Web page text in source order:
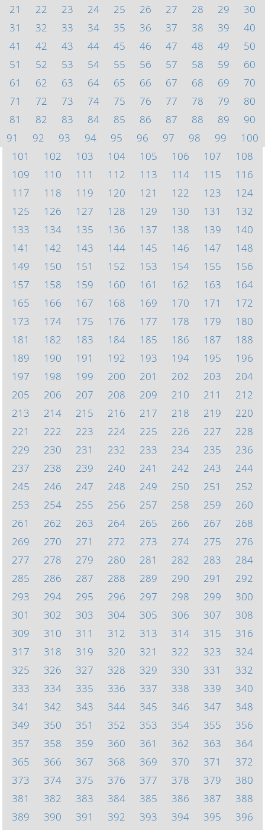
21
22 23 24 25 26 27 28 29
30
31
32 33 34 35 36 37 38 39
40
41
42 43 44 45 46 47 48 49
50
51
52 53 54 55 56 57 58 59
60
61
62 63 64 65 66 67 68 69
70
71
72 73 74 75 76 77 78 79
80
81
82 83 84 85 86 87 88 89
90
91
92 93 94 95 96 97 98 99
100
101
102 103 104 105 106 107
108
109
110 111 112 113 114 115
116
117
118 119 120 121 122 123
124
125
126 127 128 129 130 131
132
133
134 135 136 137 138 139
140
141
142 143 144 145 146 147
148
149
150 151 152 153 154 155
156
157
158 159 160 161 162 163
164
165
166 167 168 169 170 171
172
173
174 175 176 177 178 179
180
181
182 183 184 185 186 187
188
189
190 191 192 193 194 195
196
197
198 199 200 201 202 203
204
205
206 207 208 209 210 211
212
213
214 215 216 217 218 219
220
221
222 223 224 225 226 227
228
229
230 231 232 233 234 235
236
237
238 239 240 241 242 243
244
245
246 247 248 249 250 251
252
253
254 255 256 257 258 259
260
261
262 263 264 265 266 267
268
269
270 271 272 273 274 275
276
277
278 279 280 281 282 283
284
285
286 287 288 289 290 291
292
293
294 295 296 297 298 299
300
301
302 303 304 305 306 307
308
309
310 311 312 313 314 315
316
317
318 319 320 321 322 323
324
325
326 327 328 329 330 331
332
333
334 335 336 337 338 339
340
341
342 343 344 345 346 347
348
349
350 351 352 353 354 355
356
357
358 359 360 361 362 363
364
365
366 367 368 369 370 371
372
373
374 375 376 377 378 379
380
381
382 383 384 385 386 387
388
389
390 391 392 393 394 395
396